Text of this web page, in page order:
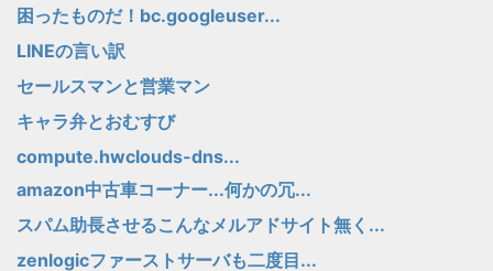
困ったものだ！bc.googleuser...
LINEの言い訳
セールスマンと営業マン
キャラ弁とおむすび
compute.hwclouds-dns...
amazon中古車コーナー...何かの冗...
スパム助長させるこんなメルアドサイト無く...
zenlogicファーストサーバも二度目...